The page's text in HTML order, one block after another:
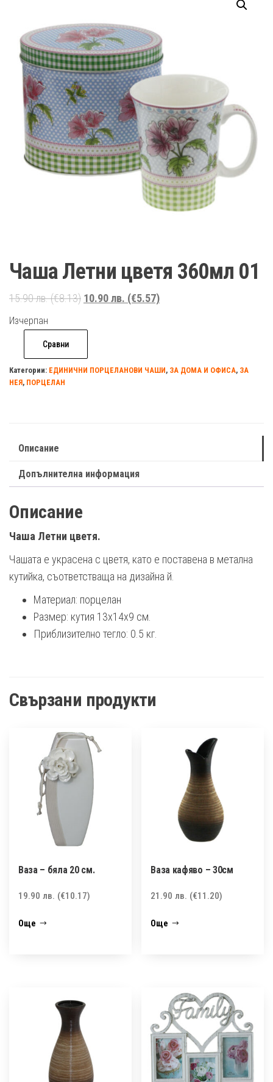
Чаша Летни цветя 360мл 01
15.90лв.(€8.13) Original
was:
(€8.13).
10.90лв. (€5.57)Текущата
(€5.57).
Изчерпан
Сравни
Категории: ЕДИНИЧНИ ПОРЦЕЛАНОВИ ЧАШИ, ЗА ДОМА И ОФИСА, ЗА
НЕЯ, ПОРЦЕЛАН
Описание
Допълнителна информация
Описание
Чаша Летни цветя.
Чашата е украсена с цветя, като е поставена в метална
кутийка, съответстваща на дизайна й.
Материал: порцелан
Размер: кутия 13x14x9 см.
Приблизително тегло: 0.5 кг.
Свързани продукти
Ваза – бяла 20 см.
19.90 лв. (€10.17)
Още
Ваза кафяво – 30см
21.90лв. (€11.20)
Още